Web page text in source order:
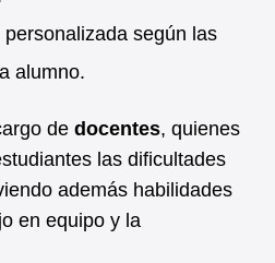
según las
alumno.
de docentes, quienes
las dificultades
además habilidades
en equipo y la